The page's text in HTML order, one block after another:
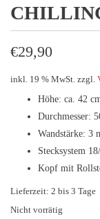
€29,90
inkl. 19 % MwSt. zzgl.
Höhe: ca. 42
Durchmesser:
Wandstärke: 3
Stecksystem
Kopf mit
Lieferzeit: 2 bis 3 Tage
Nicht vorrätig